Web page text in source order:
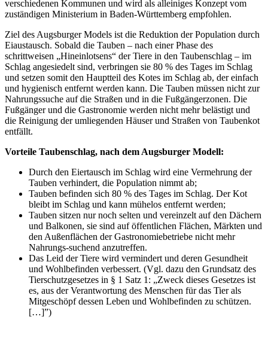
verschiedenen Kommunen und wird als alleiniges Konzept vom
zuständigen Ministerium in Baden-Württemberg empfohlen.
Ziel des Augsburger Models ist die Reduktion der Population durch
Eiaustausch. Sobald die Tauben – nach einer Phase des
schrittweisen „Hineinlotsens“ der Tiere in den Taubenschlag – im
Schlag angesiedelt sind, verbringen sie 80 % des Tages im Schlag
und setzen somit den Hauptteil des Kotes im Schlag ab, der einfach
und hygienisch entfernt werden kann. Die Tauben müssen nicht zur
Nahrungssuche auf die Straßen und in die Fußgängerzonen. Die
Fußgänger und die Gastronomie werden nicht mehr belästigt und
die Reinigung der umliegenden Häuser und Straßen von Taubenkot
entfällt.
Vorteile Taubenschlag, nach dem Augsburger Modell:
Durch den Eiertausch im Schlag wird eine Vermehrung der
Tauben verhindert, die Population nimmt ab;
Tauben befinden sich 80 % des Tages im Schlag. Der Kot
bleibt im Schlag und kann mühelos entfernt werden;
Tauben sitzen nur noch selten und vereinzelt auf den Dächern
und Balkonen, sie sind auf öffentlichen Flächen, Märkten und
den Außenflächen der Gastronomiebetriebe nicht mehr
Nahrungs-suchend anzutreffen.
Das Leid der Tiere wird vermindert und deren Gesundheit
und Wohlbefinden verbessert. (Vgl. dazu den Grundsatz des
Tierschutzgesetzes in § 1 Satz 1: „Zweck dieses Gesetzes ist
es, aus der Verantwortung des Menschen für das Tier als
Mitgeschöpf dessen Leben und Wohlbefinden zu schützen.
[…]”)